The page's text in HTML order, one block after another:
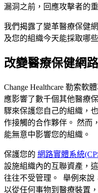
漏洞之前，回應攻擊者的
我們揭露了變革醫療保健
及您的組織今天能採取哪
改變醫療保健網
Change Healthcare 勒索軟
應影響了數千個其他醫療
驟來保護您自己的組織，
作接觸的合作夥伴。 然而
能無意中影響您的組織。
保護您的 網路實體系統
設施組織內的互聯資產，
往往不受管理。 舉例來說
以從任何事物到醫療裝置